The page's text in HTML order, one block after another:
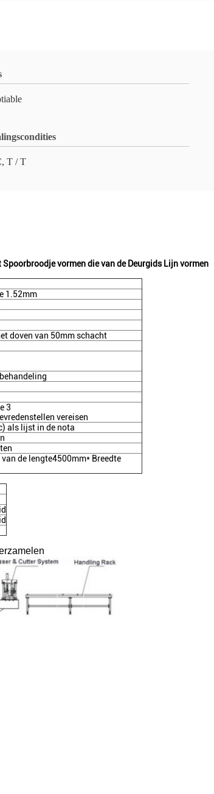
T / T
vormen die van de Deurgids Lijn vormen
1.52mm
doven van 50mm schacht
3
vereisen
als lijst in de nota
de lengte4500mm* Breedte